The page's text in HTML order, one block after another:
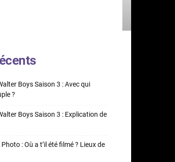
Boys Saison 3 : Avec qui
?
Boys Saison 3 : Explication de
: Où a t’il été filmé ? Lieux de